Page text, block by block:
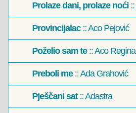
Prolaze dani, prolaze noći
Provincijalac:: Aco Pejović
Poželio sam te:: Aco Regina
Preboli me:: Ada Grahović
Pješčani sat:: Adastra